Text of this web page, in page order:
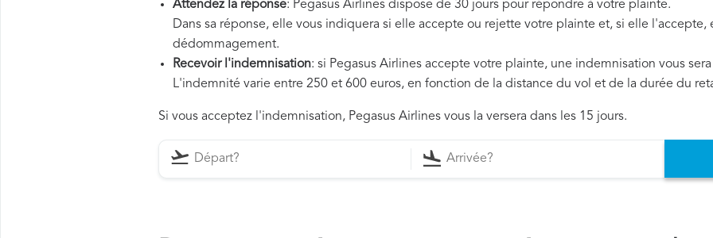
Attendez la réponse: Pegasus Airlines dispose de 30 jours pour répondre à votre plainte.
Dans sa réponse, elle vous indiquera si elle accepte ou rejette votre plainte et, si elle l'accepte,
dédommagement.
Recevoir l'indemnisation: si Pegasus Airlines accepte votre plainte, une indemnisation vous
L'indemnité varie entre 250 et 600 euros, en fonction de la distance du vol et de la durée du
Si vous acceptez l'indemnisation, Pegasus Airlines vous la versera dans les 15 jours.